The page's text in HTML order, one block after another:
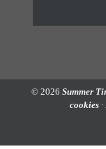
© 2026 Summer
cookies ·